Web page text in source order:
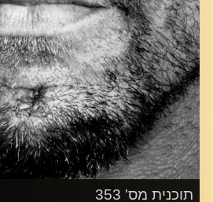
תוכנית מס' 353